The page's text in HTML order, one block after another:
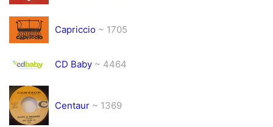
Capriccio ~ 1705
CD Baby ~ 4464
Centaur ~ 1369